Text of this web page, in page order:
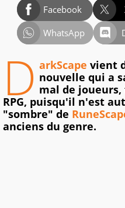
Facebook
WhatsApp
D arkScape vient
nouvelle qui a
mal de
RPG, puisqu'il n'est
"sombre" de
anciens du genre.